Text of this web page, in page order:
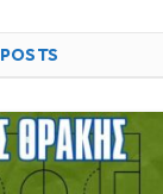
POSTS